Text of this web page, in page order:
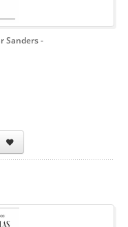
Sanders-